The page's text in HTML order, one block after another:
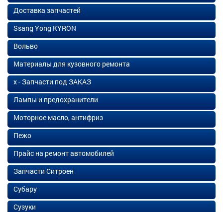
Доставка запчастей
Ssang Yong KYRON
Вольво
Материалы для кузовного ремонта
х - Запчасти под ЗАКАЗ
Лампы и предохранители
Моторное масло, антифриз
Пежо
Прайс на ремонт автомобилей
Запчасти Ситроен
Субару
Сузуки